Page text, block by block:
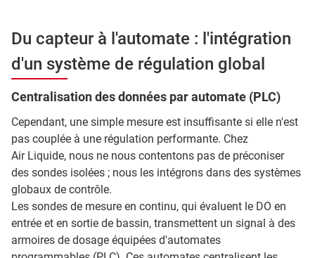
Du capteur à l'automate : l'intégration
d'un système de régulation global
Centralisation des données par automate (PLC)
Cependant, une simple mesure est insuffisante si elle n'est
pas couplée à une régulation performante. Chez
Air Liquide, nous ne nous contentons pas de préconiser
des sondes isolées ; nous les intégrons dans des systèmes
globaux de contrôle.
Les sondes de mesure en continu, qui évaluent le DO en
entrée et en sortie de bassin, transmettent un signal à des
armoires de dosage équipées d'automates